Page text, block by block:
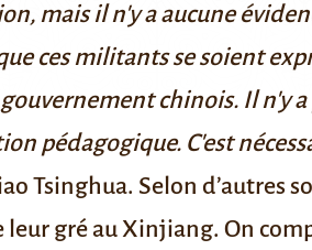
mais il n'y a aucune
ces militants se soient
chinois. Il n'y a
pédagogique. C'est
Tsinghua. Selon d’autres
gré au Xinjiang. On